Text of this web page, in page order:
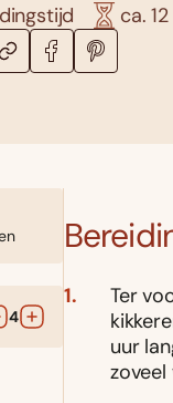
ca.
4
Ter
uur